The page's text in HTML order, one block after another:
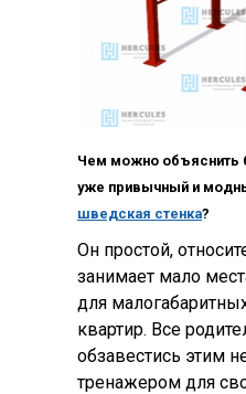
Чем можно объяснить
уже привычный и
шведская стенка?
Он простой,
занимает мало
для
квартир. Все
обзавестись этим
тренажером для